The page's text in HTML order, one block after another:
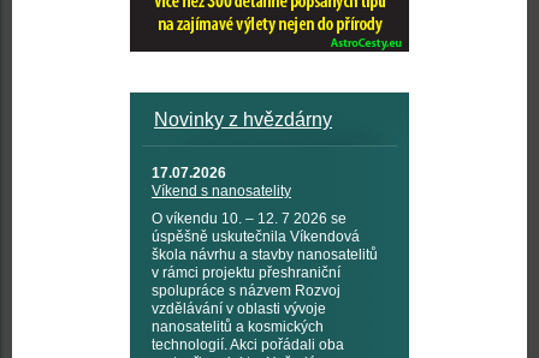
Novinky z hvězdárny
17.07.2026
Víkend s nanosatelity
O víkendu 10. – 12. 7 2026 se
úspěšně uskutečnila Víkendová
škola návrhu a stavby nanosatelitů
v rámci projektu přeshraniční
spolupráce s názvem Rozvoj
vzdělávání v oblasti vývoje
nanosatelitů a kosmických
technologií. Akci pořádali oba